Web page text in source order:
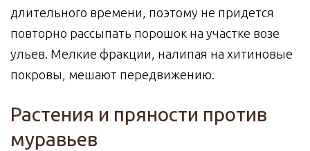
длительного времени, поэтому не придется
повторно рассыпать порошок на участке возе
ульев. Мелкие фракции, налипая на хитиновые
покровы, мешают передвижению.
Растения и пряности против
муравьев